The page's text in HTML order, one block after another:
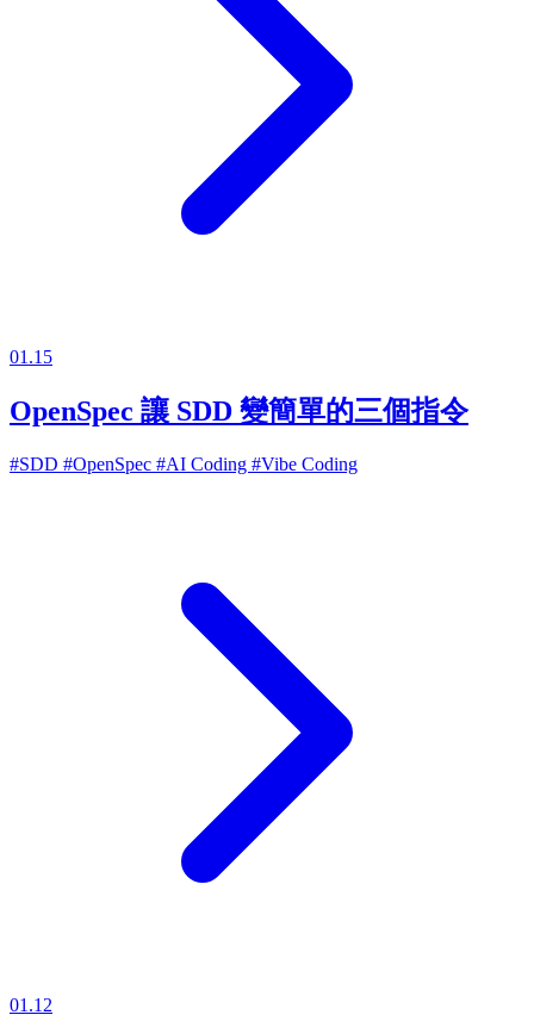
01.15
OpenSpec 讓 SDD 變簡單的三個指令
#SDD #OpenSpec #AI Coding #Vibe Coding
01.12